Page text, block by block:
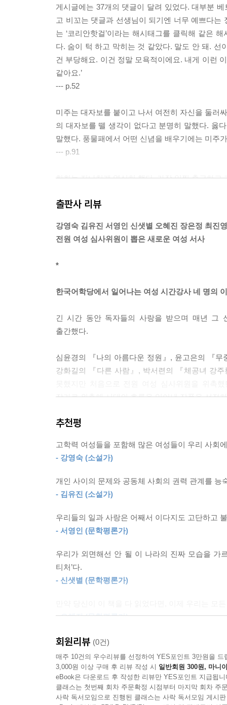
게시글에는 37개의 댓글이 달려 있었다. 대부분
고 비꼬는 댓글과 선생님이 되기엔 너무 예쁘다는
는 ‘코리안핫걸’이라는 해시태그를 클릭해 같은
다. 숨이 턱 하고 막히는 것 같았다. 말도 안 돼. 선
건 부당해요. 이건 정말 모욕적이에요. 내게 이런
같아요.’
--- p.52
미주는 대자보를 붙이고 나서 여전히 자신을 둘러
의 대자보를 뗄 생각이 없다고 분명히 말했다. 옳
말했다. 풍물패에서 어떤 신념을 배우기에는 미주
--- p.91
한희는 지나치게 열심히 했다. 가장 일찍 출근하
고, 미주는 평강사였다. 각자의 자리에서 할 일을
“다른 강사분들도 잘 들으시기 바랍니다. 교육도
가지지 않는 거고, 여기 있는 강사들은 위협당하
“그날 밤 침대에 누웠는데 갑자기 삐 하는 소리가
--- pp.157~158
때는 이유를 모르겠더라고요. 나는 정말 열심히
는 정말 최선을 다했던 것밖에 없는데요. 제가 더
--- pp.158~ 159
이제 한희에게는 미래시제가 필요했다. 온전한
해졌다.
“월급을 못 드리면 그분들은 당장 생계가 어려워져
고, 그들 셋을 합친 것보다 더 삶이 고된 이들에
희와 제이콥은 그보다 나았다. 그건 진실이었다.
이제 원장은 피해자의 자리마저 빼앗고 있었다.
“그러면.”
한희는 잠시 말을 멈추고 숨을 골랐다.
“재계약 안 되면 나 소송할 거야. 그래서 복직할 거
“이기기 힘들 거라고 변호사가 그랬던 거 기억 안 나
“아니, 이기기 힘들 거라고 안 했어. 시간이 오래
출판사 리뷰
강영숙 김유진 서영인 신샛별 오혜진 장은정 최진
전원 여성 심사위원이 뽑은 새로운 여성 서사
*
한국어학당에서 일어나는 여성 시간강사 네 명의
긴 시간 동안 독자들의 사랑을 받으며 매년 그
출간했다.
심윤경의 『나의 아름다운 정원』, 윤고은의 『
강화길의 『다른 사람』, 박서련의 『체공녀 강
작가로 위촉해 시대의 흐름을 읽어낸 작품을 선정
심사위원 여덟 명의 단단한 지지를 받으며 선정
하는 것을 아직도 막고 있지는 않은지” 질문하
체계적인 프로그램 없이 외국 유학생들을 마구
약속하지 않으면서 ‘고객님’들을 위한다는 명분
세계, 그런 세계조차 누군가에게는 절대 놓쳐서
건 서수진 작가가 최초다. 이번 제25회 한겨레문
있다.
“우리에게는 미래시제가 필요하다. 온전한 미래가”
『코리안 티처』는 한국어학당에서 일하는 네 명
학생인 꽌의 인스타그램에서 #KoreanHotGirl 이
향한다.
선이는 숨을 고르고 바로 수업에 돌입했다. 학생
‘행복하다’와 ‘슬프다’를 가르쳐야 했다. 언젠가
추천평
고학력 여성들을 포함해 많은 여성들이 우리 사회
- 강영숙 (소설가)
개인 사이의 문제와 공동체 사회의 권력 관계를
- 김유진 (소설가)
우리들의 일과 사랑은 어째서 이다지도 고단하고
- 서영인 (문학평론가)
우리가 외면해선 안 될 이 나라의 진짜 모습을 가
티처’다.
- 신샛별 (문학평론가)
- 오혜진 (문학평론가)
이 소설을 짧게 요약하라면 이렇게 말하겠다. 일하
- 장은정 (문학평론가)
‘우리는 어떻게 살아가고 있나’를 묻는 소설인데,
- 최진영 (소설가)
회원리뷰 (0건)
매주 10건의 우수리뷰를 선정하여 YES포인트 3만원을 드
3,000원 이상 구매 후 리뷰 작성 시 일반회원 300원, 마니
eBook은 다운로드 후 작성한 리뷰만 YES포인트 지급됩니
클래스는 첫번째 회차 주문확정 시점부터 마지막 회차 주
사락 독서모임으로 진행된 클래스는 사락 독서모임 게시